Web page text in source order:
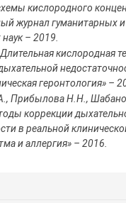
кислородного
журнал гуманитарных и
– 2019.
кислородная
геронтология» –
Прибылова Н.Н.,
коррекции
в реальной
и аллергия» – 2016.